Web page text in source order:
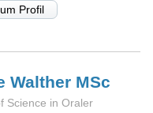
Profil
Walther MSc
Science in Oraler